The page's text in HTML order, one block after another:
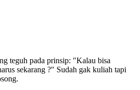
teguh pada prinsip: "Kalau bisa
sekarang ?" Sudah gak kuliah tapi